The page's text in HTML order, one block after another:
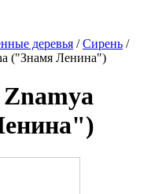
деревья /Сирень /
("Знамя Ленина")